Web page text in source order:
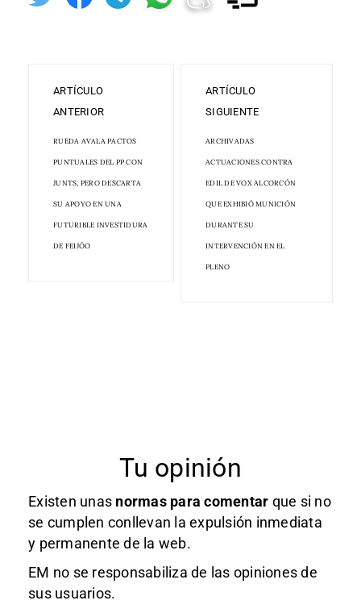
ARTÍCULO
ANTERIOR
RUEDA AVALA PACTOS
PUNTUALES DEL PP CON
JUNTS, PERO DESCARTA
SU APOYO EN UNA
FUTURIBLE INVESTIDURA
DE FEIJÓO
ARTÍCULO
SIGUIENTE
ARCHIVADAS
ACTUACIONES CONTRA
EDIL DE VOX ALCORCÓN
QUE EXHIBIÓ MUNICIÓN
DURANTE SU
INTERVENCIÓN EN EL
PLENO
Tu opinión
Existen unas normas para comentar que si no
se cumplen conllevan la expulsión inmediata
y permanente de la web.
EM no se responsabiliza de las opiniones de
sus usuarios.